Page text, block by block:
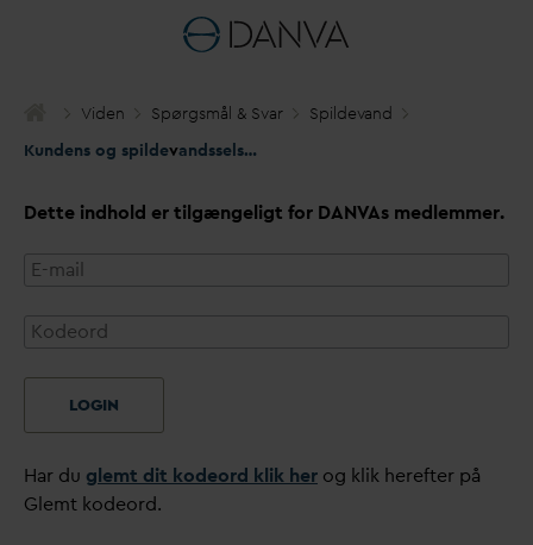
Viden Spørgsmål & Svar Spildevand
Kundens og spildevandsselskabets ans
Dette indhold er tilgængeligt for DANVAs medlemmer.
LOGIN
Har du glemt dit kodeord klik her og klik herefter på
Glemt kodeord.